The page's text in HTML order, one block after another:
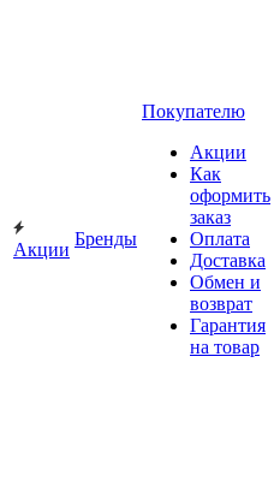
Акции
Бренды
Покупателю
Акции
Как
оформить
заказ
Оплата
Доставка
Обмен и
возврат
Гарантия
на товар